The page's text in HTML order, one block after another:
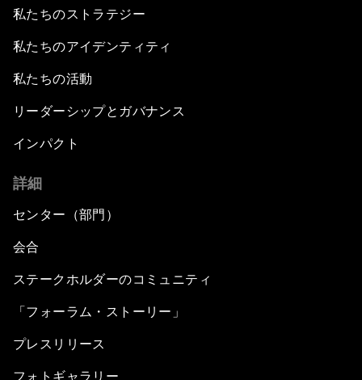
私たちのストラテジー
私たちのアイデンティティ
私たちの活動
リーダーシップとガバナンス
インパクト
詳細
センター（部門）
会合
ステークホルダーのコミュニティ
「フォーラム・ストーリー」
プレスリリース
フォトギャラリー